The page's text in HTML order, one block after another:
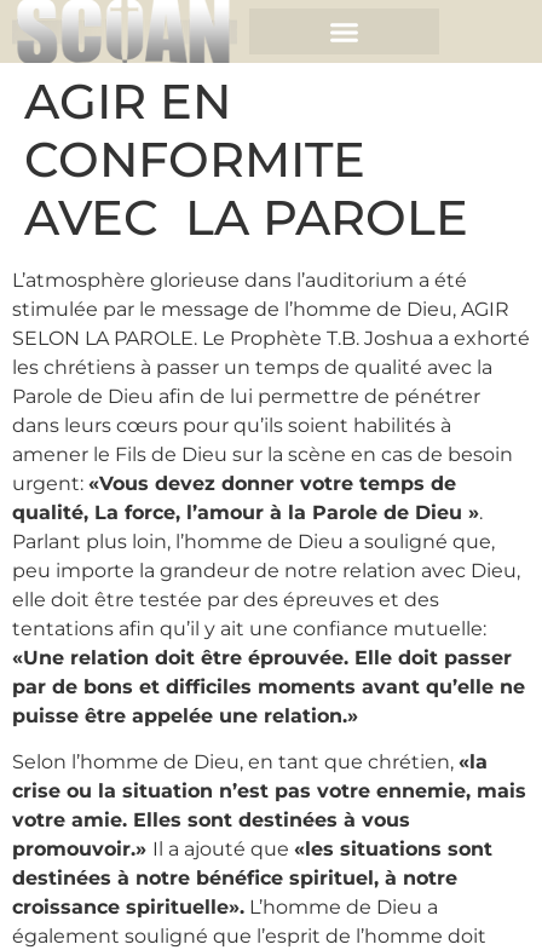
AGIR EN
CONFORMITE
AVEC LA PAROLE
L’atmosphère glorieuse dans l’auditorium a été
stimulée par le message de l’homme de Dieu, AGIR
SELON LA PAROLE. Le Prophète T.B. Joshua a exhorté
les chrétiens à passer un temps de qualité avec la
Parole de Dieu afin de lui permettre de pénétrer
dans leurs cœurs pour qu’ils soient habilités à
amener le Fils de Dieu sur la scène en cas de besoin
urgent: «Vous devez donner votre temps de
qualité, La force, l’amour à la Parole de Dieu ».
Parlant plus loin, l’homme de Dieu a souligné que,
peu importe la grandeur de notre relation avec Dieu,
elle doit être testée par des épreuves et des
tentations afin qu’il y ait une confiance mutuelle:
«Une relation doit être éprouvée. Elle doit passer
par de bons et difficiles moments avant qu’elle ne
puisse être appelée une relation.»
Selon l’homme de Dieu, en tant que chrétien, «la
crise ou la situation n’est pas votre ennemie, mais
votre amie. Elles sont destinées à vous
promouvoir.» Il a ajouté que «les situations sont
destinées à notre bénéfice spirituel, à notre
croissance spirituelle». L’homme de Dieu a
également souligné que l’esprit de l’homme doit